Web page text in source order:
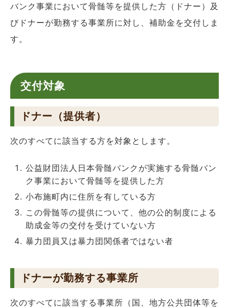
バンク事業において骨髄等を提供した方（ドナー）及
びドナーが勤務する事業所に対し、補助金を交付しま
す。
交付対象
ドナー（提供者）
次のすべてに該当する方を対象とします。
公益財団法人日本骨髄バンクが実施する骨髄バン
ク事業において骨髄等を提供した方
小布施町内に住所を有している方
この骨髄等の提供について、他の公的制度による
助成金等の交付を受けていない方
暴力団員又は暴力団関係者ではない者
ドナーが勤務する事業所
次のすべてに該当する事業所（国、地方公共団体等を